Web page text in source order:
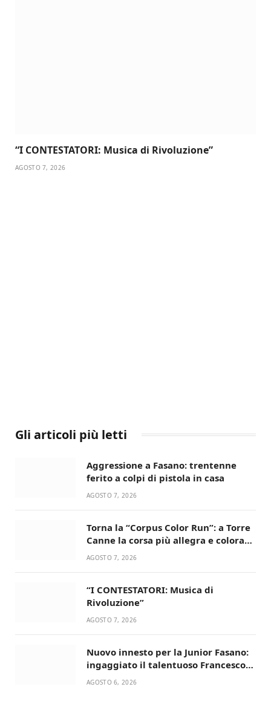
“I CONTESTATORI: Musica di Rivoluzione”
AGOSTO 7, 2026
Gli articoli più letti
Aggressione a Fasano: trentenne
ferito a colpi di pistola in casa
AGOSTO 7, 2026
Torna la “Corpus Color Run”: a Torre
Canne la corsa più allegra e colorata
dell’estate!
AGOSTO 7, 2026
“I CONTESTATORI: Musica di
Rivoluzione”
AGOSTO 7, 2026
Nuovo innesto per la Junior Fasano:
ingaggiato il talentuoso Francesco
Lupo Timini
AGOSTO 6, 2026